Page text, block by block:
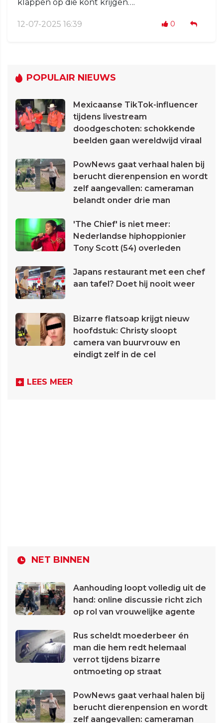
klappen op die kont krijgen….
12-07-2025 16:39 0
POPULAIR NIEUWS
Mexicaanse TikTok-influencer
tijdens livestream
doodgeschoten: schokkende
beelden gaan wereldwijd viraal
PowNews gaat verhaal halen bij
berucht dierenpension en wordt
zelf aangevallen: cameraman
belandt onder drie man
'The Chief' is niet meer:
Nederlandse hiphoppionier
Tony Scott (54) overleden
Japans restaurant met een chef
aan tafel? Doet hij nooit weer
Bizarre flatsoap krijgt nieuw
hoofdstuk: Christy sloopt
camera van buurvrouw en
eindigt zelf in de cel
LEES MEER
NET BINNEN
Aanhouding loopt volledig uit de
hand: online discussie richt zich
op rol van vrouwelijke agente
Rus scheldt moederbeer én
man die hem redt helemaal
verrot tijdens bizarre
ontmoeting op straat
PowNews gaat verhaal halen bij
berucht dierenpension en wordt
zelf aangevallen: cameraman